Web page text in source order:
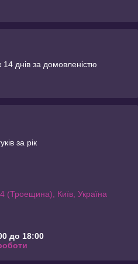
днів за домовленістю
за рік
(Троещина), Київ, Україна
до 18:00